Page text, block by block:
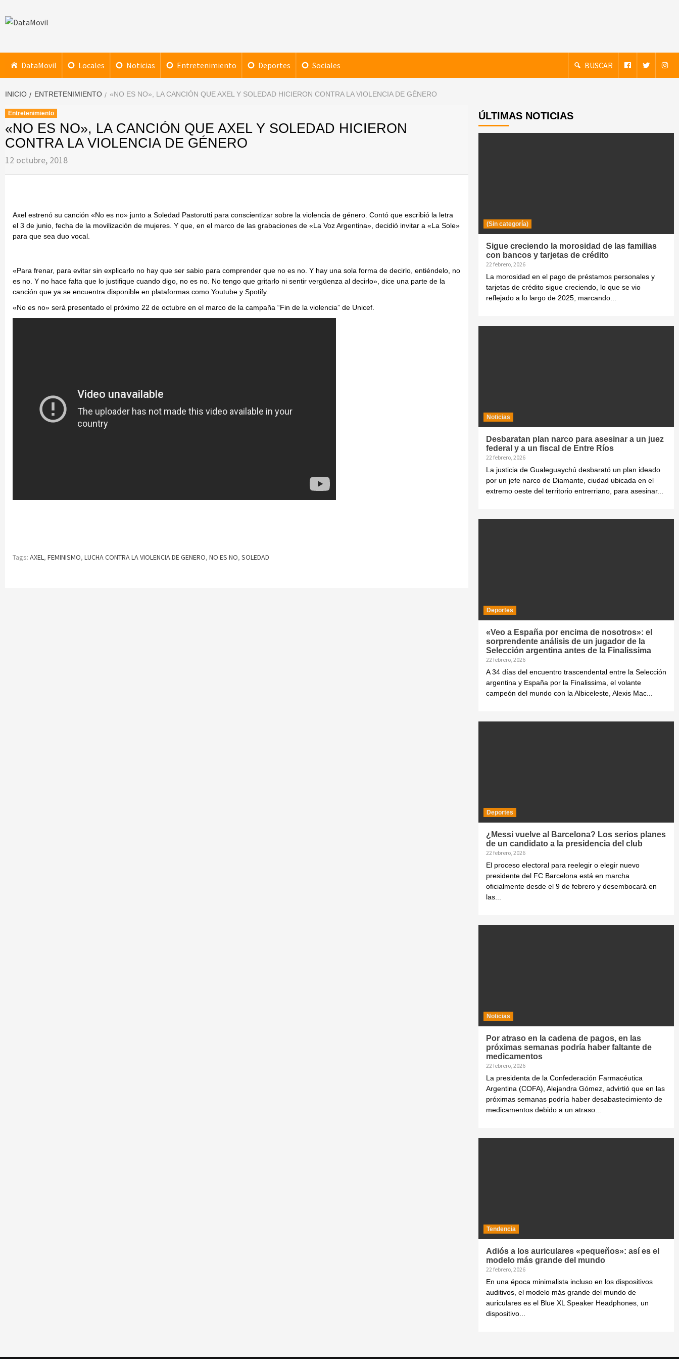
al
DataMovil
DataMovil Locales Noticias Entretenimiento Deportes Sociales BUSCAR
INICIO ENTRETENIMIENTO «NO ES NO», LA CANCIÓN QUE AXEL Y SOLEDAD HICIERON CONTRA LA VIOLENCIA DE GÉNERO
Entretenimiento
«NO ES NO», LA CANCIÓN QUE AXEL Y SOLEDAD HICIERON
CONTRA LA VIOLENCIA DE GÉNERO
12 octubre, 2018
Axel estrenó su canción «No es no» junto a Soledad Pastorutti para conscientizar sobre la violencia de género. Contó que escribió la letra
el 3 de junio, fecha de la movilización de mujeres. Y que, en el marco de las grabaciones de «La Voz Argentina», decidió invitar a «La Sole»
para que sea duo vocal.
«Para frenar, para evitar sin explicarlo no hay que ser sabio para comprender que no es no. Y hay una sola forma de decirlo, entiéndelo, no
es no. Y no hace falta que lo justifique cuando digo, no es no. No tengo que gritarlo ni sentir vergüenza al decirlo», dice una parte de la
canción que ya se encuentra disponible en plataformas como Youtube y Spotify.
«No es no» será presentado el próximo 22 de octubre en el marco de la campaña “Fin de la violencia” de Unicef.
Tags: AXEL, FEMINISMO, LUCHA CONTRA LA VIOLENCIA DE GENERO, NO ES NO, SOLEDAD
ÚLTIMAS NOTICIAS
(Sin categoría)
Sigue creciendo la morosidad de las familias
con bancos y tarjetas de crédito
22 febrero, 2026
La morosidad en el pago de préstamos personales y
tarjetas de crédito sigue creciendo, lo que se vio
reflejado a lo largo de 2025, marcando...
Noticias
Desbaratan plan narco para asesinar a un juez
federal y a un fiscal de Entre Ríos
22 febrero, 2026
La justicia de Gualeguaychú desbarató un plan ideado
por un jefe narco de Diamante, ciudad ubicada en el
extremo oeste del territorio entrerriano, para asesinar...
Deportes
«Veo a España por encima de nosotros»: el
sorprendente análisis de un jugador de la
Selección argentina antes de la Finalissima
22 febrero, 2026
A 34 días del encuentro trascendental entre la Selección
argentina y España por la Finalissima, el volante
campeón del mundo con la Albiceleste, Alexis Mac...
Deportes
¿Messi vuelve al Barcelona? Los serios planes
de un candidato a la presidencia del club
22 febrero, 2026
El proceso electoral para reelegir o elegir nuevo
presidente del FC Barcelona está en marcha
oficialmente desde el 9 de febrero y desembocará en
las...
Noticias
Por atraso en la cadena de pagos, en las
próximas semanas podría haber faltante de
medicamentos
22 febrero, 2026
La presidenta de la Confederación Farmacéutica
Argentina (COFA), Alejandra Gómez, advirtió que en las
próximas semanas podría haber desabastecimiento de
medicamentos debido a un atraso...
Tendencia
Adiós a los auriculares «pequeños»: así es el
modelo más grande del mundo
22 febrero, 2026
En una época minimalista incluso en los dispositivos
auditivos, el modelo más grande del mundo de
auriculares es el Blue XL Speaker Headphones, un
dispositivo...